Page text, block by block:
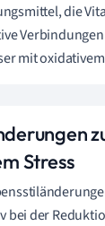
die
mit
Stress
bei der